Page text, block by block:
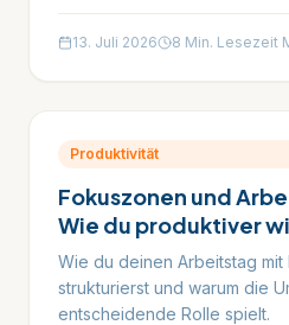
13. Juli 2026 8 Min. Lesezeit
Produktivität
Fokuszonen und
Wie du produktiver
Wie du deinen Arbeitstag mit
strukturierst und warum die
entscheidende Rolle spielt.